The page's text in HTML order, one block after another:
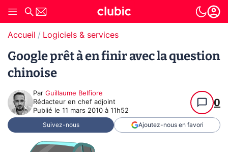
Accueil Logiciels & services
Google prêt à en finir avec la question
chinoise
Par Guillaume Belfiore
Rédacteur en chef adjoint
Publié le 11 mars 2010 à 11h52
0
Suivez-nous Ajoutez-nous en favori